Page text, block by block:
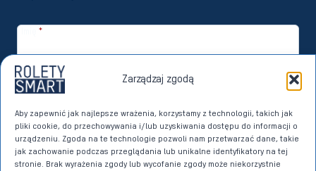
Zarządzaj zgodą
Aby zapewnić jak najlepsze wrażenia, korzystamy z technologii, takich jak
pliki cookie, do przechowywania i/lub uzyskiwania dostępu do informacji o
urządzeniu. Zgoda na te technologie pozwoli nam przetwarzać dane, takie
jak zachowanie podczas przeglądania lub unikalne identyfikatory na tej
stronie. Brak wyrażenia zgody lub wycofanie zgody może niekorzystnie
*
Email*
Zapisuję się
Wyrażam zgodę na przetwarzanie moich danych osobowych przez
Imperoll sp. z o.o. z siedzibą w Sierakowicach w celach marketingu
bezpośredniego dotyczącego własnych produktów i usług. Dane w